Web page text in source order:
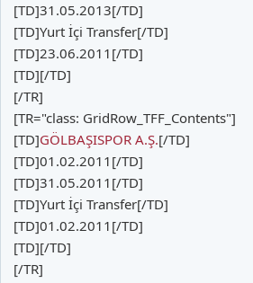
[TD]31.05.2013[/TD]
[TD]Yurt İçi Transfer[/TD]
[TD]23.06.2011[/TD]
[TD][/TD]
[/TR]
[TR="class: GridRow_TFF_Contents"]
[TD]GÖLBAŞISPOR A.Ş.[/TD]
[TD]01.02.2011[/TD]
[TD]31.05.2011[/TD]
[TD]Yurt İçi Transfer[/TD]
[TD]01.02.2011[/TD]
[TD][/TD]
[/TR]